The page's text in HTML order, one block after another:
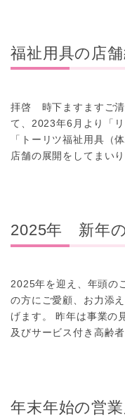
福祉用具の店
拝啓 時下ますますご清
て、2023年6月より「
「トーリツ福祉用具（
店舗の展開をしてまい
2025年 新年
2025年を迎え、年頭の
の方にご愛顧、お力添
げます。 昨年は事業の
及びサービス付き高齢
年末年始の営